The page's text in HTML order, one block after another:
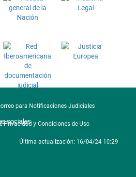
para Notificaciones Judiciales
Privacidad y Condiciones de Uso
Última actualización: 16/04/24 10:29
sociales